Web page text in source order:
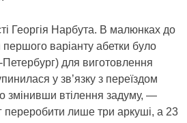
Георгія Нарбута. В малюнках до
варіанту абетки було
для виготовлення
у зв’язку з переїздом
змінивши втілення задуму, —
переробити лише три аркуші, а 23